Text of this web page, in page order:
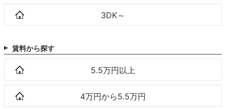
3DK～
賃料から探す
5.5万円以上
4万円から5.5万円